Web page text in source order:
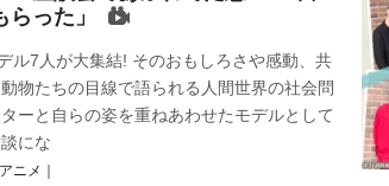
u
t
e
った」
ル7人が大集結! そのおもしろさや感動、共
物たちの目線で語られる人間世界の社会問
ーと自らの姿を重ねあわせたモデルとして
にな
アニメ｜